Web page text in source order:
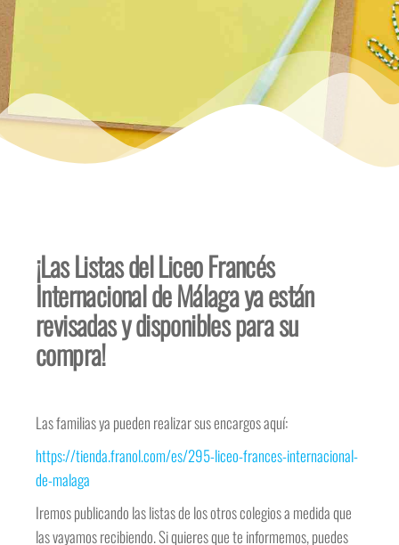
¡Las Listas del Liceo Francés
Internacional de Málaga ya están
revisadas y disponibles para su
compra!
Las familias ya pueden realizar sus encargos aquí:
https://tienda.franol.com/es/295-liceo-frances-internacional-
de-malaga
Iremos publicando las listas de los otros colegios a medida que
las vayamos recibiendo. Si quieres que te informemos, puedes